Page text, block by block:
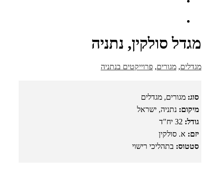
מגדל סולקין, נתניה
מגדלים, מגורים, פרוייקטים בנתניה
סוג: מגורים, מגדלים
מיקום: נתניה, ישראל
גודל:
יזם: א. סולקין
סטטוס: בתהליכי רישוי